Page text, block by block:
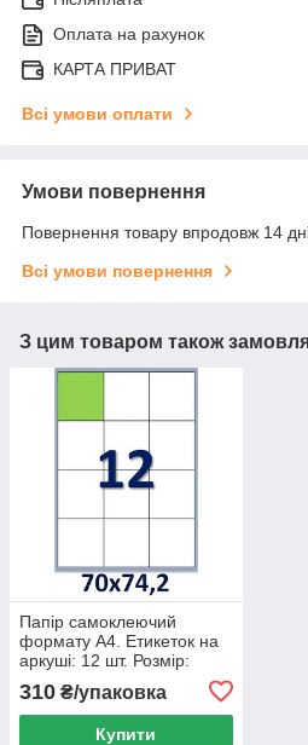
Оплата на рахунок
КАРТА ПРИВАТ
Всі умови оплати
Умови повернення
Повернення товару впродовж 14
Всі умови повернення
З цим товаром також
Папір самоклеючий
формату А4. Етикеток на
аркуші: 12 шт. Розмір:
70х74,2 мм. Упаковка 100
аркушів/1200 етикеток
310 ₴/упаковка
Купити